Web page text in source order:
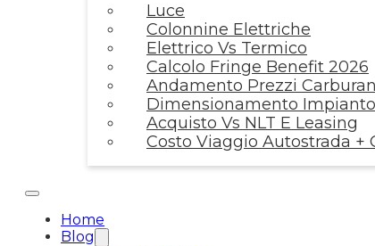
Luce
Colonnine Elettriche
Elettrico Vs Termico
Calcolo Fringe Benefit 2026
Andamento Prezzi
Dimensionamento
Acquisto Vs NLT E Leasing
Costo Viaggio Autostrada +
Home
Blog